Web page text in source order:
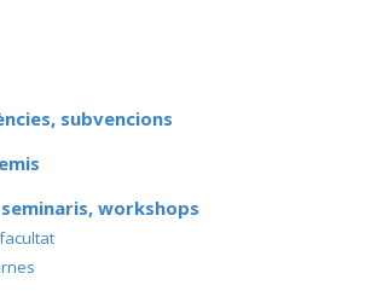
subvencions
workshops